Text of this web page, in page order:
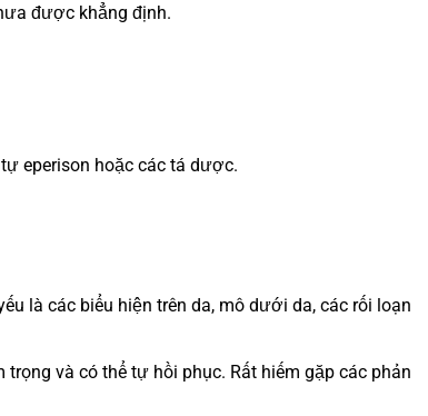
được khẳng định.
eperison hoặc các tá dược.
là các biểu hiện trên da, mô dưới da, các rối loạn
và có thể tự hồi phục. Rất hiếm gặp các phản